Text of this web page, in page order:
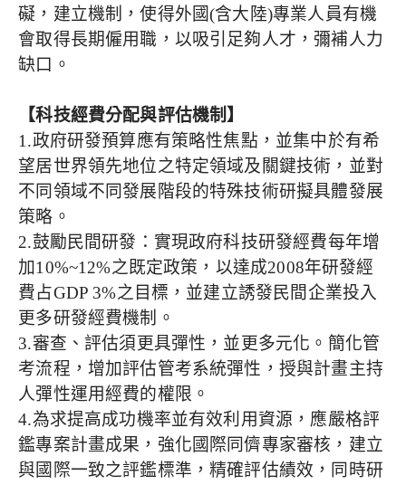
礙，建立機制，使得外國(含大陸)專業人員有機
會取得長期僱用職，以吸引足夠人才，彌補人力
缺口。
【科技經費分配與評估機制】
1.政府研發預算應有策略性焦點，並集中於有希
望居世界領先地位之特定領域及關鍵技術，並對
不同領域不同發展階段的特殊技術研擬具體發展
策略。
2.鼓勵民間研發：實現政府科技研發經費每年增
加10%~12%之既定政策，以達成2008年研發經
費占GDP 3%之目標，並建立誘發民間企業投入
更多研發經費機制。
3.審查、評估須更具彈性，並更多元化。簡化管
考流程，增加評估管考系統彈性，授與計畫主持
人彈性運用經費的權限。
4.為求提高成功機率並有效利用資源，應嚴格評
鑑專案計畫成果，強化國際同儕專家審核，建立
與國際一致之評鑑標準，精確評估績效，同時研